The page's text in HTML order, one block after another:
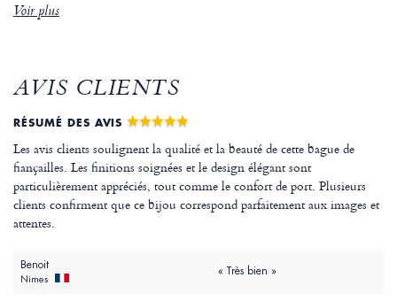
Voir plus
AVIS CLIENTS
RÉSUMÉ DES AVIS
Les avis clients soulignent la qualité et la beauté de cette bague de
fiançailles. Les finitions soignées et le design élégant sont
particulièrement appréciés, tout comme le confort de port. Plusieurs
clients confirment que ce bijou correspond parfaitement aux images et
attentes.
Benoit
Nimes
« Très bien »